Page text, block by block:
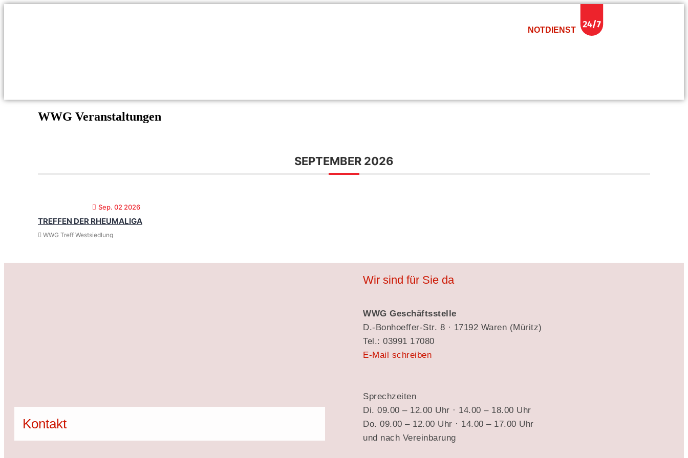
NOTDIENST
WWG Veranstaltungen
SEPTEMBER 2026
Sep. 02 2026
TREFFEN DER RHEUMALIGA
WWG Treff Westsiedlung
Kontakt
Wir sind für Sie da
WWG Geschäftsstelle
D.-Bonhoeffer-Str. 8 · 17192 Waren (Müritz)
Tel.: 03991 17080
E-Mail schreiben
Sprechzeiten
Di. 09.00 – 12.00 Uhr · 14.00 – 18.00 Uhr
Do. 09.00 – 12.00 Uhr · 14.00 – 17.00 Uhr
und nach Vereinbarung